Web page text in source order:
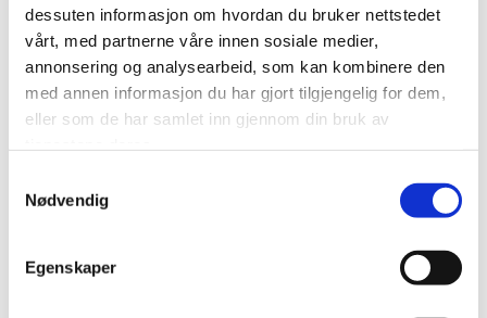
dessuten informasjon om hvordan du bruker nettstedet
vårt, med partnerne våre innen sosiale medier,
annonsering og analysearbeid, som kan kombinere den
med annen informasjon du har gjort tilgjengelig for dem,
eller som de har samlet inn gjennom din bruk av
Nødvendig
Egenskaper
Maritim
Neque porro quisquam est qui dolorem
ipsum quia dolor sit amet, consectetur,
adipisci velit.
LES MER